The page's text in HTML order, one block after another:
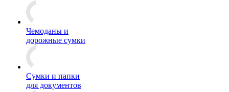
Чемоданы и
дорожные сумки
Сумки и папки
для документов